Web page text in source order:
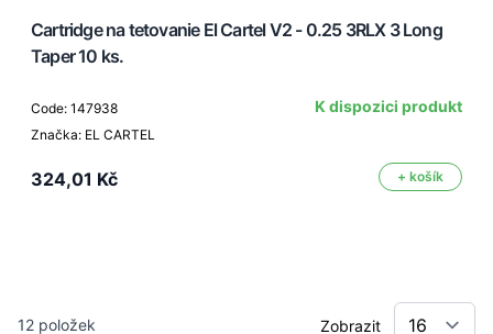
Cartridge na tetovanie El Cartel V2 - 0.25 3RLX 3 Long
Taper 10 ks.
Code: 147938
Značka: EL CARTEL
K dispozici produkt
324,01 Kč + košík
12 položek Zobrazit